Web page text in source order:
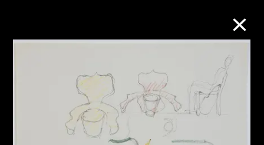
進一步篩選